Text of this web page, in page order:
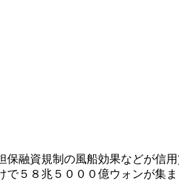
保融資規制の風船効果などが信
で５８兆５０００億ウォンが集